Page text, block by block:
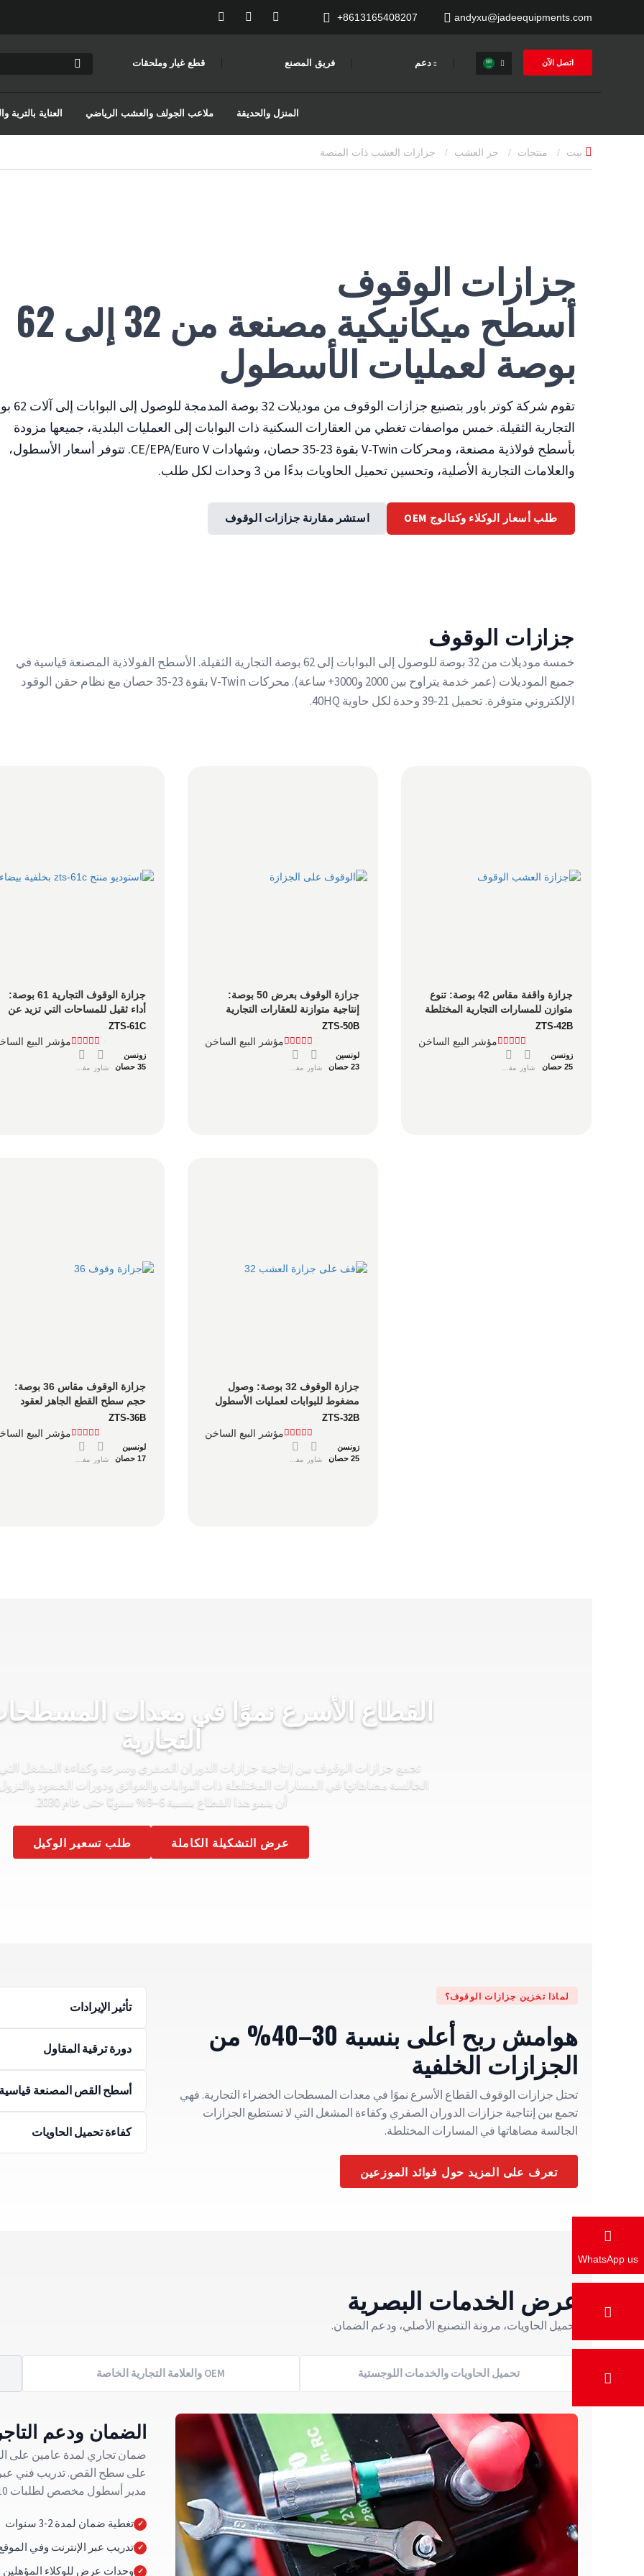
+8613165408207 andyxu@jadeequipments.com
قطع غيار وملحقات فريق المصنع دعم
العناية ملاعب الجولف والعشب الرياضي المنزل والحديقة
اتصل الآن
منتجات جز العشب
جزازات الوقوف
أسطح ميكانيكية مصنعة من 32 إلى 62
بوصة لعمليات الأسطول
تقوم شركة كوتر باور بتصنيع
التجارية الثقيلة. خمس مواصفات تغطي من العقارات السكنية ذات البوابات إلى العمليات البلدية، جميعها مزودة
بأسطح فولاذية مصنعة، ومحركات V-Twin بقوة 23-35 حصان، وشهادات CE/EPA/Euro V. تتوفر أسعار الأسطول،
والعلامات التجارية الأصلية، وتحسين تحميل الحاويات بدءًا من 3 وحدات لكل طلب.
طلب أسعار الوكلاء وكتالوج OEM استشر مقارنة جزازات الوقوف
جزازات الوقوف
خمسة موديلات من 32 بوصة للوصول إلى البوابات إلى 62 بوصة التجارية الثقيلة. الأسطح الفولاذية المصنعة قياسية في
جميع الموديلات (عمر خدمة يتراوح بين 2000 و3000+ ساعة). محركات V-Twin بقوة 23-35 حصان مع نظام حقن الوقود
الإلكتروني متوفرة. تحميل 21-39 وحدة لكل حاوية 40HQ.
10 أفدنة
ZTS-61C
مؤشر البيع
زونسن
35 حصان
شاور
التي تتراوح مساحتها بين 3 و10 أفدنة
ZTS-50B
مؤشر البيع الساخن
لونسين
23 حصان
شاور
متوازن للمسارات التجارية المختلطة
ZTS-42B
مؤشر البيع الساخن
زونسن
25 حصان
شاور
حجم سطح القطع الجاهز لعقود
إدارة الممتلكات
ZTS-36B
مؤشر البيع
لونسين
17 حصان
شاور
في الممتلكات المسورة
ZTS-32B
مؤشر البيع الساخن
زونسن
25 حصان
شاور
القطاع الأسرع نموًا في معدات
التجارية
تجمع جزازات الوقوف بين إنتاجية جزازات الدوران الصفري وسرعة وكفاءة المشغل
الجالسة مضاهاتها في المسارات المختلطة ذات البوابات والعوائق ودورات الصعود
أن ينمو هذا القطاع بنسبة 6–9% سنويًا حتى عام 2030.
عرض التشكيلة الكاملة طلب تسعير الوكيل
لماذا تخزين جزازات الوقوف؟
هوامش ربح أعلى بنسبة 30–40% من
الجزازات الخلفية
تحتل جزازات الوقوف القطاع الأسرع نموًا في معدات المسطحات الخضراء التجارية. فهي
تجمع بين إنتاجية جزازات الدوران الصفري وكفاءة المشغل التي لا تستطيع الجزازات
الجالسة مضاهاتها في المسارات المختلطة.
تعرف على المزيد حول فوائد الموزعين
تأثير الإيرادات
دورة ترقية المقاول
أسطح القص المصنعة
كفاءة تحميل الحاويات
عرض الخدمات البصرية
تحميل الحاويات، مرونة التصنيع الأصلي، ودعم الضمان.
تحميل الحاويات والخدمات اللوجستية OEM والعلامة التجارية الخاصة
الضمان ودعم
على سطح القص. تدريب فني عبر
مدير أسطول مخصص لطلبات 10 وحدات أو أكثر.
تغطية ضمان لمدة 2-3 سنوات
تدريب عبر الإنترنت وفي
وحدات عرض للوكلاء المؤهلين
WhatsApp us